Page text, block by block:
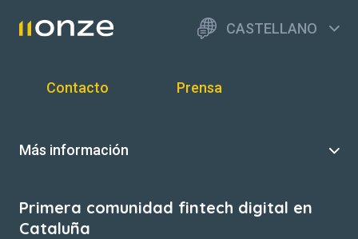
CASTELLANO
Contacto Prensa
Más información
Primera comunidad fintech digital en
Cataluña